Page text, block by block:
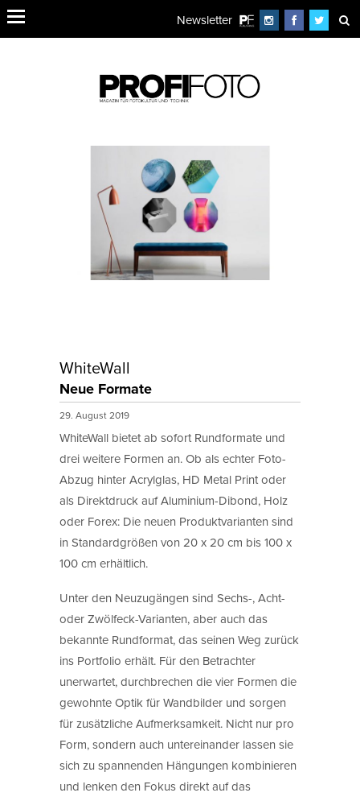
Newsletter
WhiteWall
Neue Formate
29. August 2019
WhiteWall bietet ab sofort Rundformate und
drei weitere Formen an. Ob als echter Foto-
Abzug hinter Acrylglas, HD Metal Print oder
als Direktdruck auf Aluminium-Dibond, Holz
oder Forex: Die neuen Produktvarianten sind
in Standardgrößen von 20 x 20 cm bis 100 x
100 cm erhältlich.
Unter den Neuzugängen sind Sechs-, Acht-
oder Zwölfeck-Varianten, aber auch das
bekannte Rundformat, das seinen Weg zurück
ins Portfolio erhält. Für den Betrachter
unerwartet, durchbrechen die vier Formen die
gewohnte Optik für Wandbilder und sorgen
für zusätzliche Aufmerksamkeit. Nicht nur pro
Form, sondern auch untereinander lassen sie
sich zu spannenden Hängungen kombinieren
und lenken den Fokus direkt auf das